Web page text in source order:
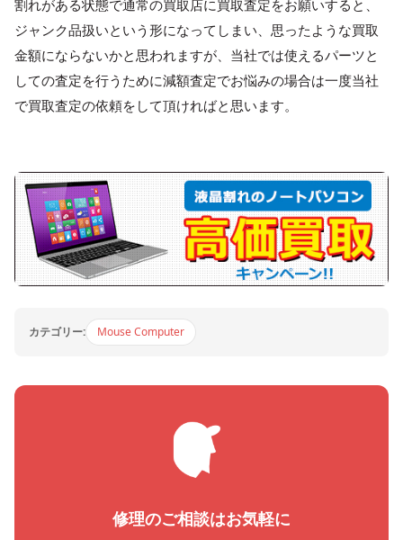
割れがある状態で通常の買取店に買取査定をお願いすると、
ジャンク品扱いという形になってしまい、思ったような買取
金額にならないかと思われますが、当社では使えるパーツと
しての査定を行うために減額査定でお悩みの場合は一度当社
で買取査定の依頼をして頂ければと思います。
カテゴリー: Mouse Computer
修理のご相談はお気軽に